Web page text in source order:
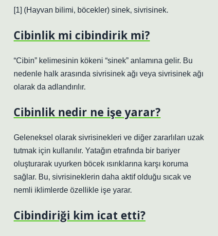
[1] (Hayvan bilimi, böcekler) sinek, sivrisinek.
Cibinlik mi cibindirik mi?
“Cibin” kelimesinin kökeni “sinek” anlamına gelir. Bu
nedenle halk arasında sivrisinek ağı veya sivrisinek ağı
olarak da adlandırılır.
Cibinlik nedir ne işe yarar?
Geleneksel olarak sivrisinekleri ve diğer zararlıları uzak
tutmak için kullanılır. Yatağın etrafında bir bariyer
oluşturarak uyurken böcek ısırıklarına karşı koruma
sağlar. Bu, sivrisineklerin daha aktif olduğu sıcak ve
nemli iklimlerde özellikle işe yarar.
Cibindiriği kim icat etti?